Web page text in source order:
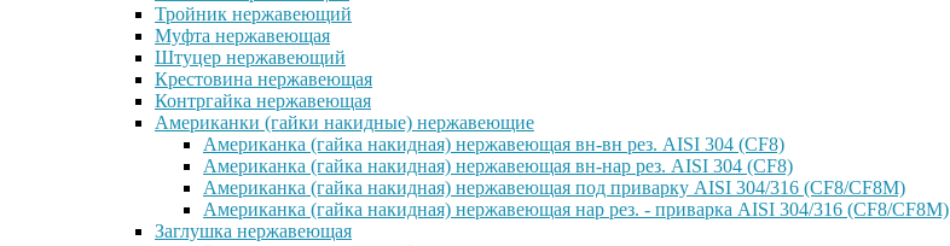
Тройник нержавеющий
Муфта нержавеющая
Штуцер нержавеющий
Крестовина нержавеющая
Контргайка нержавеющая
Американки (гайки накидные) нержавеющие
Американка (гайка накидная) нержавеющая вн-вн рез. AISI 304 (CF8)
Американка (гайка накидная) нержавеющая вн-нар рез. AISI 304 (CF8)
Американка (гайка накидная) нержавеющая под приварку AISI 304/316 (CF8/CF8M)
Американка (гайка накидная) нержавеющая нар рез. - приварка AISI 304/316 (CF8/CF8M)
Заглушка нержавеющая